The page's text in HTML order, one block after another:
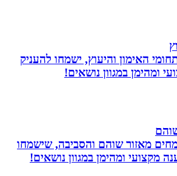
האימון והיעוץ, ישמחו להעניק
במגוון נושאים!
מאזור שוהם והסביבה, שישמחו
ומהימן במגוון נושאים!